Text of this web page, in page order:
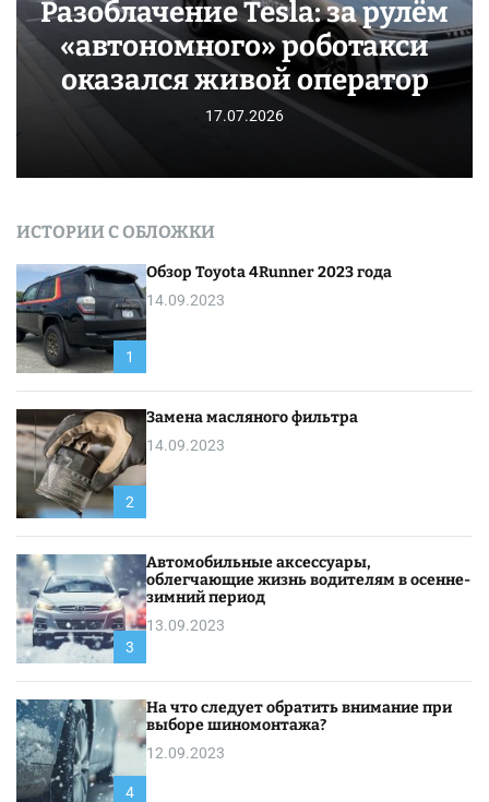
Разоблачение Tesla: за рулём
«автономного» роботакси
оказался живой оператор
17.07.2026
ИСТОРИИ С ОБЛОЖКИ
1
Обзор Toyota 4Runner 2023 года
14.09.2023
2
Замена масляного фильтра
14.09.2023
3
Автомобильные аксессуары,
облегчающие жизнь водителям в осенне-
зимний период
13.09.2023
4
На что следует обратить внимание при
выборе шиномонтажа?
12.09.2023